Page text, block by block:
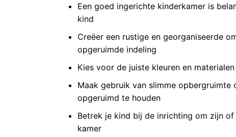
Een goed ingerichte kinderkamer is
kind
Creëer een rustige en georganiseerde
opgeruimde indeling
Kies voor de juiste kleuren en
Maak gebruik van slimme
opgeruimd te houden
Betrek je kind bij de inrichting om zijn
kamer